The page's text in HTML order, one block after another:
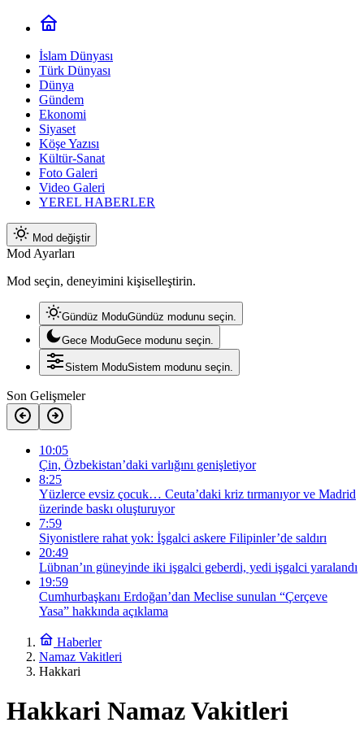
İslam Dünyası
Türk Dünyası
Dünya
Gündem
Ekonomi
Siyaset
Köşe Yazısı
Kültür-Sanat
Foto Galeri
Video Galeri
YEREL HABERLER
Mod değiştir
Mod Ayarları
Mod seçin, deneyimini kişiselleştirin.
Gündüz ModuGündüz modunu seçin.
Gece ModuGece modunu seçin.
Sistem ModuSistem modunu seçin.
Son Gelişmeler
10:05
Çin, Özbekistan’daki varlığını genişletiyor
8:25
Yüzlerce evsiz çocuk… Ceuta’daki kriz tırmanıyor ve Madrid
üzerinde baskı oluşturuyor
7:59
Siyonistlere rahat yok: İşgalci askere Filipinler’de saldırı
20:49
Lübnan’ın güneyinde iki işgalci geberdi, yedi işgalci yaralandı
19:59
Cumhurbaşkanı Erdoğan’dan Meclise sunulan “Çerçeve
Yasa” hakkında açıklama
Haberler
Namaz Vakitleri
Hakkari
Hakkari Namaz Vakitleri